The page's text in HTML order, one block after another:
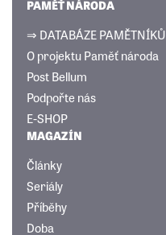
PAMĚŤ NÁRODA
⇒ DATABÁZE PAMĚTNÍKŮ
O projektu Paměť národa
Post Bellum
Podpořte nás
E-SHOP
MAGAZÍN
Články
Seriály
Příběhy
Doba